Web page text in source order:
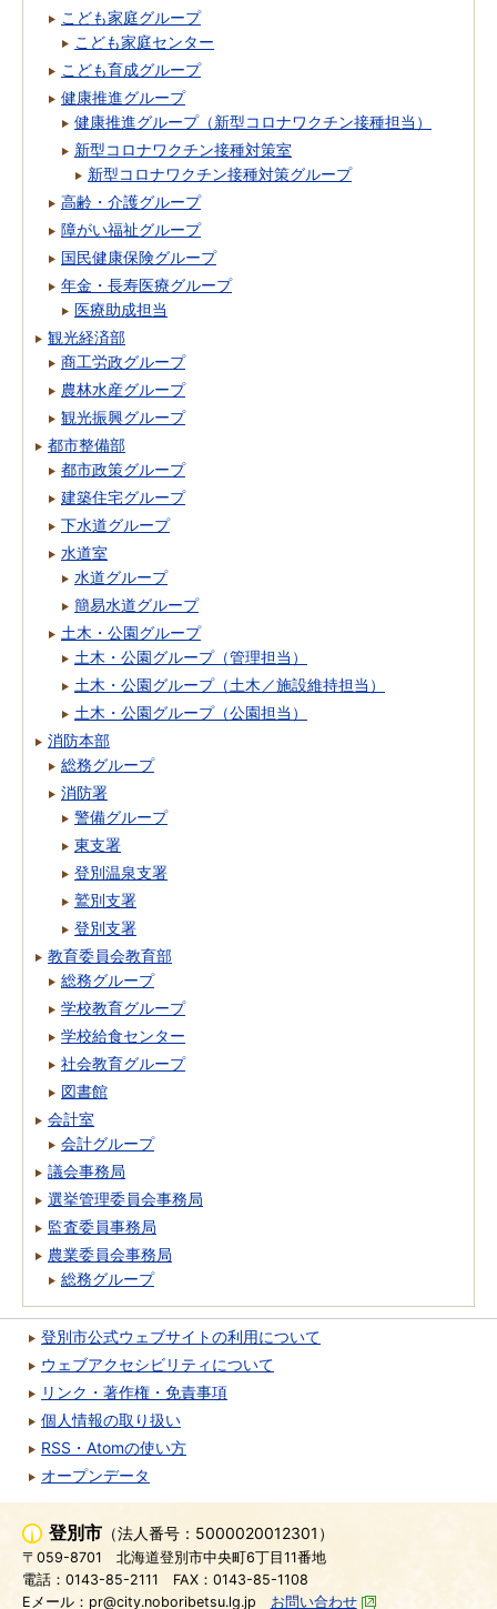
こども家庭グループ
こども家庭センター
こども育成グループ
健康推進グループ
健康推進グループ（新型コロナワクチン接種担当）
新型コロナワクチン接種対策室
新型コロナワクチン接種対策グループ
高齢・介護グループ
障がい福祉グループ
国民健康保険グループ
年金・長寿医療グループ
医療助成担当
観光経済部
商工労政グループ
農林水産グループ
観光振興グループ
都市整備部
都市政策グループ
建築住宅グループ
下水道グループ
水道室
水道グループ
簡易水道グループ
土木・公園グループ
土木・公園グループ（管理担当）
土木・公園グループ（土木／施設維持担当）
土木・公園グループ（公園担当）
消防本部
総務グループ
消防署
警備グループ
東支署
登別温泉支署
鷲別支署
登別支署
教育委員会教育部
総務グループ
学校教育グループ
学校給食センター
社会教育グループ
図書館
会計室
会計グループ
議会事務局
選挙管理委員会事務局
監査委員事務局
農業委員会事務局
総務グループ
登別市公式ウェブサイトの利用について
ウェブアクセシビリティについて
リンク・著作権・免責事項
個人情報の取り扱い
RSS・Atomの使い方
オープンデータ
登別市 （法人番号：5000020012301）
〒059-8701
北海道登別市中央町6丁目11番地
電話：0143-85-2111
FAX：0143-85-1108
Eメール：pr@city.noboribetsu.lg.jp
お問い合わせ